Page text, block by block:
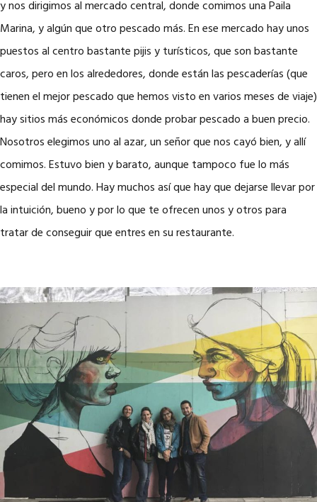
y nos dirigimos al mercado central, donde comimos una Paila
Marina, y algún que otro pescado más. En ese mercado hay unos
puestos al centro bastante pijis y turísticos, que son bastante
caros, pero en los alrededores, donde están las pescaderías (que
tienen el mejor pescado que hemos visto en varios meses de viaje)
hay sitios más económicos donde probar pescado a buen precio.
Nosotros elegimos uno al azar, un señor que nos cayó bien, y allí
comimos. Estuvo bien y barato, aunque tampoco fue lo más
especial del mundo. Hay muchos así que hay que dejarse llevar por
la intuición, bueno y por lo que te ofrecen unos y otros para
tratar de conseguir que entres en su restaurante.